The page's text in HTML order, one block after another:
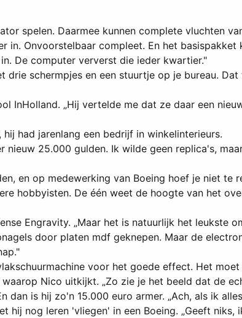
spelen. Daarmee kunnen complete vluchten
Onvoorstelbaar compleet. En het
De computer ververst die ieder kwartier."
schermpjes en een stuurtje op je bureau.
„Hij vertelde me dat ze daar een
had jarenlang een bedrijf in winkelinterieurs.
25.000 gulden. Ik wilde geen replica's,
en op medewerking van Boeing hoef je niet te
hobbyisten. De één weet de hoogte van het
Engravity. „Maar het is natuurlijk het leukste
door platen mdf geknepen. Maar de
voor het goede effect. Het
Nico uitkijkt. „Zo zie je het beeld dat de
is hij zo'n 15.000 euro armer. „Ach, als ik
nog leren 'vliegen' in een Boeing. „Geeft niks,